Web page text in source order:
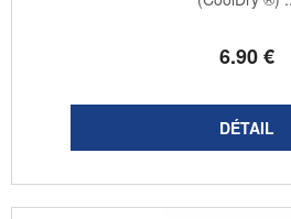
6.90€